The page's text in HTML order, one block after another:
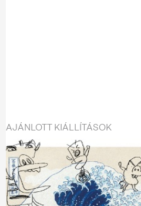
AJÁNLOTT KIÁLLÍTÁSOK